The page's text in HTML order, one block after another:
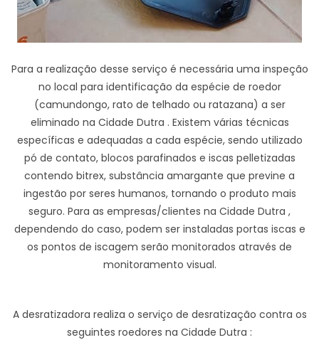
Para a realização desse serviço é necessária uma inspeção
no local para identificação da espécie de roedor
(camundongo, rato de telhado ou ratazana) a ser
eliminado na Cidade Dutra . Existem várias técnicas
específicas e adequadas a cada espécie, sendo utilizado
pó de contato, blocos parafinados e iscas pelletizadas
contendo bitrex, substância amargante que previne a
ingestão por seres humanos, tornando o produto mais
seguro. Para as empresas/clientes na Cidade Dutra ,
dependendo do caso, podem ser instaladas portas iscas e
os pontos de iscagem serão monitorados através de
monitoramento visual.
A desratizadora realiza o serviço de desratização contra os
seguintes roedores na Cidade Dutra :